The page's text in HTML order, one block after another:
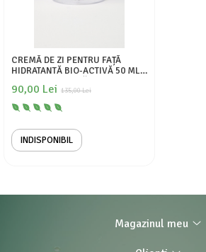
CREMĂ DE ZI PENTRU FAȚĂ
HIDRATANTĂ BIO-ACTIVĂ 50 ML -
135,00 Lei
90,00 Lei
INDISPONIBIL
Magazinul meu